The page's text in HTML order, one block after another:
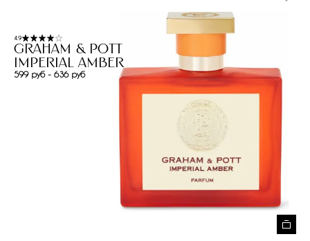
4.9
Graham & Pott
Imperial Amber
599 руб - 636 руб